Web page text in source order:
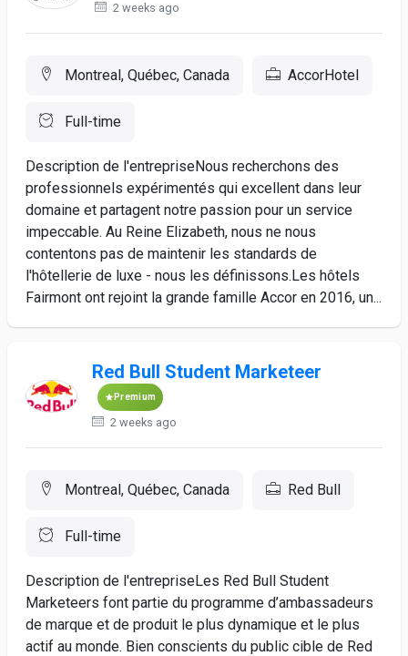
2 weeks ago
Montreal, Québec, Canada AccorHotel
Full-time
Description de l'entrepriseNous recherchons des
professionnels expérimentés qui excellent dans leur
domaine et partagent notre passion pour un service
impeccable. Au Reine Elizabeth, nous ne nous
contentons pas de maintenir les standards de
l'hôtellerie de luxe - nous les définissons.Les hôtels
Fairmont ont rejoint la grande famille Accor en 2016, un...
Red Bull Student Marketeer
Premium
2 weeks ago
Montreal, Québec, Canada Red Bull
Full-time
Description de l'entrepriseLes Red Bull Student
Marketeers font partie du programme d’ambassadeurs
de marque et de produit le plus dynamique et le plus
actif au monde. Bien conscients du public cible de Red